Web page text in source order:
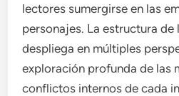
lectores sumergirse en las
personajes. La estructura de
despliega en múltiples
exploración profunda de las
conflictos internos de cada